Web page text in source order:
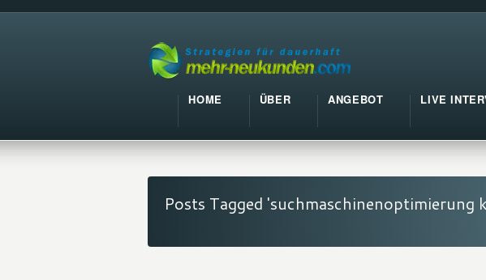
HOME ÜBER ANGEBOT LIVE
Posts Tagged 'suchmaschinenoptimierung